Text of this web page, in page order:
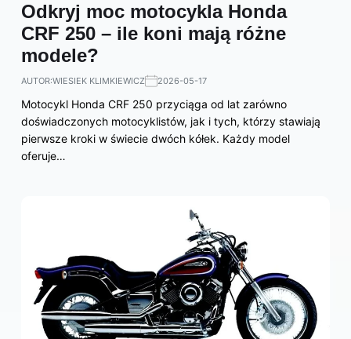
Odkryj moc motocykla Honda
CRF 250 – ile koni mają różne
modele?
AUTOR:WIESIEK KLIMKIEWICZ 2026-05-17
Motocykl Honda CRF 250 przyciąga od lat zarówno
doświadczonych motocyklistów, jak i tych, którzy stawiają
pierwsze kroki w świecie dwóch kółek. Każdy model
oferuje…